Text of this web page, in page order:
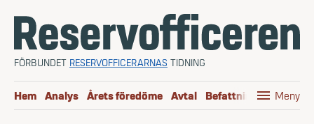
FÖRBUNDET RESERVOFFICERARNAS TIDNING
Hem Analys Årets föredöme Avtal Befattningen
menu Meny